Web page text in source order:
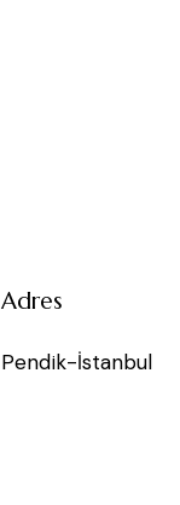
Adres
Pendik-İstanbul